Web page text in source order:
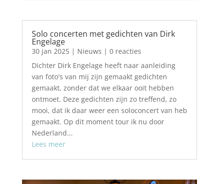
Solo concerten met gedichten van Dirk
Engelage
30 jan 2025| Nieuws | 0 reacties
Dichter Dirk Engelage heeft naar aanleiding
van foto's van mij zijn gemaakt gedichten
gemaakt, zonder dat we elkaar ooit hebben
ontmoet. Deze gedichten zijn zo treffend, zo
mooi, dat ik daar weer een soloconcert van heb
gemaakt. Op dit moment tour ik nu door
Nederland...
Lees meer